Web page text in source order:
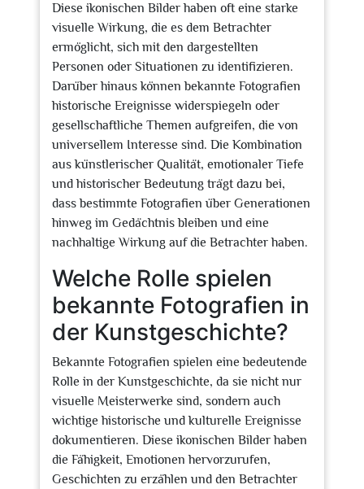
Diese ikonischen Bilder haben oft eine starke
visuelle Wirkung, die es dem Betrachter
ermöglicht, sich mit den dargestellten
Personen oder Situationen zu identifizieren.
Darüber hinaus können bekannte Fotografien
historische Ereignisse widerspiegeln oder
gesellschaftliche Themen aufgreifen, die von
universellem Interesse sind. Die Kombination
aus künstlerischer Qualität, emotionaler Tiefe
und historischer Bedeutung trägt dazu bei,
dass bestimmte Fotografien über Generationen
hinweg im Gedächtnis bleiben und eine
nachhaltige Wirkung auf die Betrachter haben.
Welche Rolle spielen
bekannte Fotografien in
der Kunstgeschichte?
Bekannte Fotografien spielen eine bedeutende
Rolle in der Kunstgeschichte, da sie nicht nur
visuelle Meisterwerke sind, sondern auch
wichtige historische und kulturelle Ereignisse
dokumentieren. Diese ikonischen Bilder haben
die Fähigkeit, Emotionen hervorzurufen,
Geschichten zu erzählen und den Betrachter